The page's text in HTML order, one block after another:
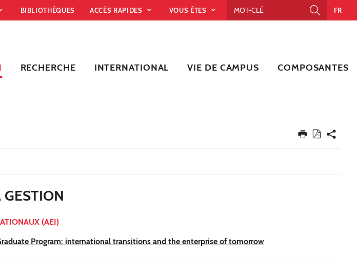
BIBLIOTHÈQUES ACCÈS RAPIDES VOUS ÊTES FR
RECHERCHE INTERNATIONAL VIE DE CAMPUS COMPOSANTES
(AEI)
Program: international transitions and the enterprise of tomorrow